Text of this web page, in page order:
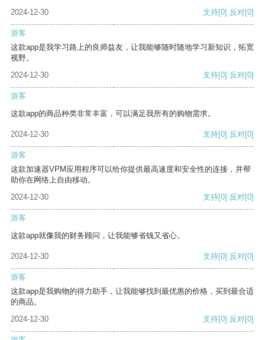
2024-12-30 支持[0] 反对[0]
游客
这款app是我学习路上的良师益友，让我能够随时随地学习新知识，拓宽
视野。
2024-12-30
支持[0] 反对[0]
游客
这款app的商品种类非常丰富，可以满足我所有的购物需求。
2024-12-30 支持[0] 反对[0]
游客
这款加速器VPM应用程序可以给你提供最高速度和安全性的连接，并帮
助你在网络上自由移动。
2024-12-30
支持[0] 反对[0]
游客
这款app就像我的财务顾问，让我能够省钱又省心。
2024-12-30 支持[0] 反对[0]
游客
这款app是我购物的得力助手，让我能够找到最优惠的价格，买到最合适
的商品。
2024-12-30
支持[0] 反对[0]